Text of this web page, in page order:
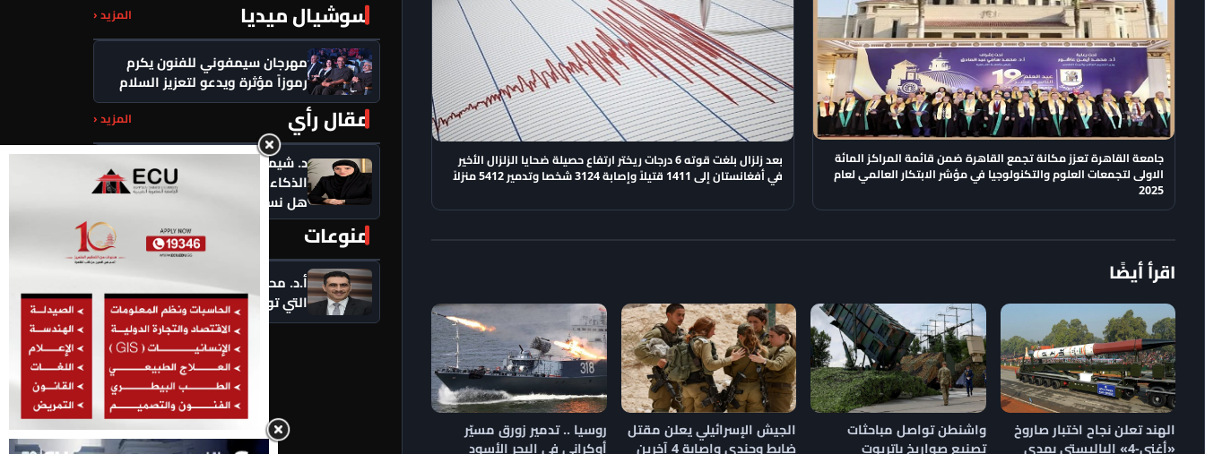
جامعة القاهرة تعزز مكانة تجمع القاهرة ضمن قائمة المراكز المائة
الاولى لتجمعات العلوم والتكنولوجيا في مؤشر الابتكار العالمي لعام
2025
بعد زلزال بلغت قوته 6 درجات ريختر ارتفاع حصيلة ضحايا الزلزال الأخير
في أفغانستان إلى 1411 قتيلاً وإصابة 3124 شخصا وتدمير 5412 منزلاً
اقرأ أيضًا
الهند تعلن نجاح اختبار صاروخ
«أغني-4» الباليستي بمدى
واشنطن تواصل مباحثات
تصنيع صواريخ باتريوت
الجيش الإسرائيلي يعلن مقتل
ضابط وجندي وإصابة 4 آخرين
روسيا .. تدمير زورق مسيّر
أوكراني في البحر الأسود
سوشيال ميديا المزيد ‹
مهرجان سيمفوني للفنون يكرم
رموزاً مؤثرة ويدعو لتعزيز السلام
مقال رأي المزيد ‹
د. شيماء أحمدين تكتب .. حين يصبح
الذكاء الاصطناعي كاهن العصر:
هل نستبدل التأمل بالاستهلاك؟
منوعات المزيد ‹
أ.د. محمود السعيد يكتب .. التحديات
التي تواجه شباب الباحثين(4)